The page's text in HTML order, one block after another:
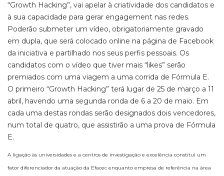
“Growth Hacking”, vai apelar à criatividade dos candidatos e
à sua capacidade para gerar engagement nas redes.
Poderão submeter um vídeo, obrigatoriamente gravado
em dupla, que será colocado online na página de Facebook
da iniciativa e partilhado nos seus perfis pessoais. Os
candidatos com o vídeo que tiver mais “likes” serão
premiados com uma viagem a uma corrida de Fórmula E.
O primeiro “Growth Hacking” terá lugar de 25 de março a 11
abril, havendo uma segunda ronda de 6 a 20 de maio. Em
cada uma destas rondas serão designados dois vencedores,
num total de quatro, que assistirão a uma prova de Fórmula
E.
A ligação às universidades e a centros de investigação e excelência constitui um
fator diferenciador da atuação da Efacec enquanto empresa de referência na área